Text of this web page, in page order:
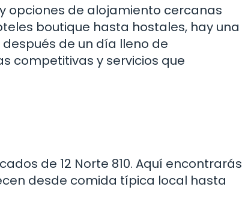
opciones de alojamiento cercanas
boutique hasta hostales, hay una
de un día lleno de
competitivas y servicios que
de 12 Norte 810. Aquí encontrarás
desde comida típica local hasta